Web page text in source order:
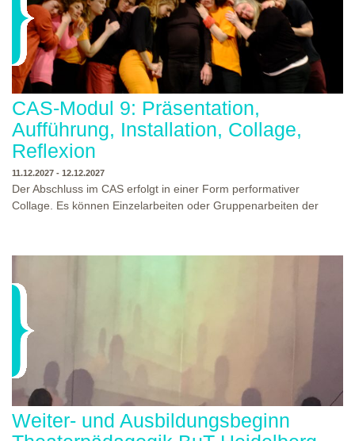
CAS-Modul 9: Präsentation,
Aufführung, Installation, Collage,
Reflexion
11.12.2027 - 12.12.2027
Der Abschluss im CAS erfolgt in einer Form performativer
Collage. Es können Einzelarbeiten oder Gruppenarbeiten der
Ausbildungsprogramm zu erleben. Die Studierenden des
oder Präsentation. Wir freuen uns über Begegnungen und
WO?
Weiter- und Ausbildungsbeginn